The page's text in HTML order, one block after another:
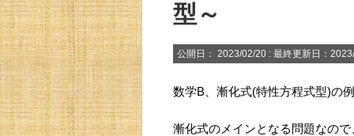
型～
公開日： 2023/02/20 : 最終更新日：
数学B、漸化式(特性方程式型)の
漸化式のメインとなる問題なの